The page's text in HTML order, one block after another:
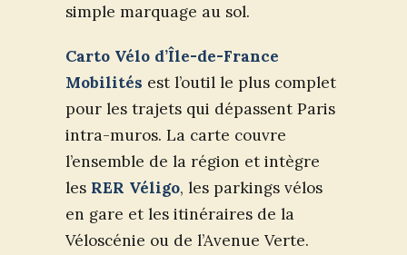
simple marquage au sol.
Carto Vélo d’Île-de-France
Mobilités est l’outil le plus complet
pour les trajets qui dépassent Paris
intra-muros. La carte couvre
l’ensemble de la région et intègre
les RER Véligo, les parkings vélos
en gare et les itinéraires de la
Véloscénie ou de l’Avenue Verte.